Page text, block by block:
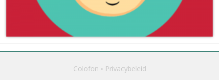
Colofon Privacybeleid